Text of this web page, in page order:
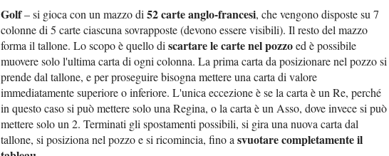
Golf– si gioca con un mazzo di52 carte anglo-francesi, che vengono disposte su 7
colonne di 5 carte ciascuna sovrapposte (devono essere visibili). Il resto del mazzo
forma il tallone. Lo scopo è quello discartare le carte nel pozzoed è possibile
muovere solo l'ultima carta di ogni colonna. La prima carta da posizionare nel pozzo si
prende dal tallone, e per proseguire bisogna mettere una carta di valore
immediatamente superiore o inferiore. L'unica eccezione è se la carta è un Re, perché
in questo caso si può mettere solo una Regina, o la carta è un Asso, dove invece si può
mettere solo un 2. Terminati gli spostamenti possibili, si gira una nuova carta dal
tallone, si posiziona nel pozzo e si ricomincia, fino asvuotare completamente il